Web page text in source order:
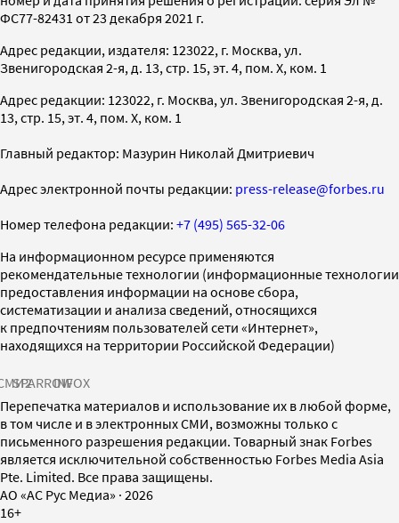
ФС77-82431 от 23 декабря 2021 г.
Адрес редакции, издателя: 123022, г. Москва, ул.
Звенигородская 2-я, д. 13, стр. 15, эт. 4, пом. X, ком. 1
Адрес редакции: 123022, г. Москва, ул. Звенигородская 2-я, д.
13, стр. 15, эт. 4, пом. X, ком. 1
Главный редактор: Мазурин Николай Дмитриевич
Адрес электронной почты редакции: press-release@forbes.ru
Номер телефона редакции: +7 (495) 565-32-06
На информационном ресурсе применяются
рекомендательные технологии (информационные технологии
предоставления информации на основе сбора,
систематизации и анализа сведений, относящихся
к предпочтениям пользователей сети «Интернет»,
находящихся на территории Российской Федерации)
SPARROWINFOX
Перепечатка материалов и использование их в любой форме,
в том числе и в электронных СМИ, возможны только с
письменного разрешения редакции. Товарный знак Forbes
является исключительной собственностью Forbes Media Asia
Pte. Limited. Все права защищены.
AO «АС Рус Медиа» · 2026
16+